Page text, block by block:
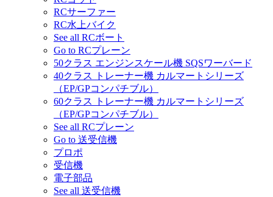
RCサーファー
RC水上バイク
See all RCボート
Go to RCプレーン
50クラス エンジンスケール機 SQSワーバード
40クラス トレーナー機 カルマートシリーズ
（EP/GPコンパチブル）
60クラス トレーナー機 カルマートシリーズ
（EP/GPコンパチブル）
See all RCプレーン
Go to 送受信機
プロポ
受信機
電子部品
See all 送受信機